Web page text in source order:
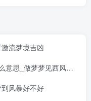
流梦境吉凶
_做梦梦见西风好不好
风暴好不好